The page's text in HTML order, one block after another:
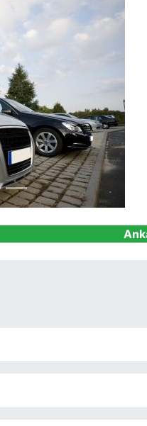
Ankauf von